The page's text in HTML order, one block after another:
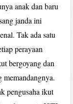
anak dan baru
janda ini
Tak ada satu
perayaan
bergoyang dan
memandangnya.
pengusaha ikut